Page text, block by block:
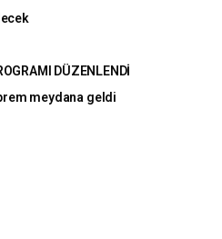
DÜZENLENDİ
meydana geldi